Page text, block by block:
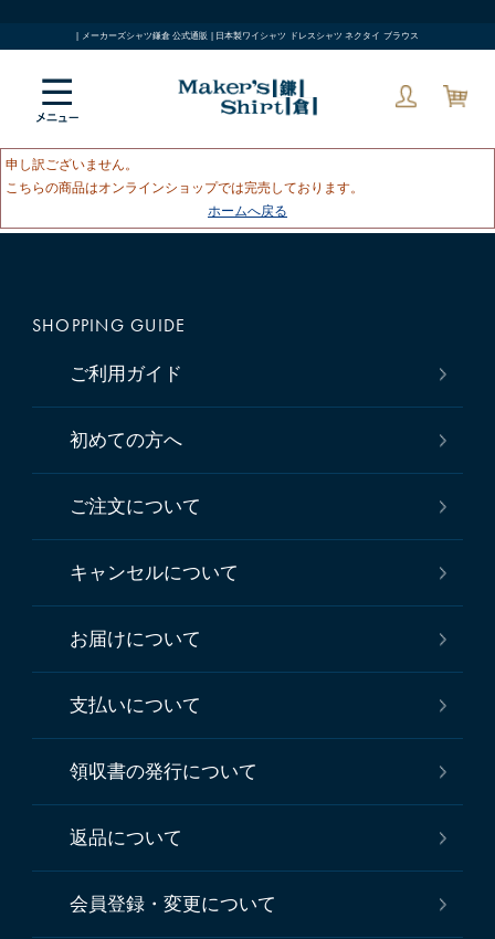
| メーカーズシャツ鎌倉 公式通販 | 日本製ワイシャツ ドレスシャツ ネクタイ ブラウス
申し訳ございません。
こちらの商品はオンラインショップでは完売しております。
ホームへ戻る
SHOPPING GUIDE
ご利用ガイド
初めての方へ
ご注文について
キャンセルについて
お届けについて
支払いについて
領収書の発行について
返品について
会員登録・変更について